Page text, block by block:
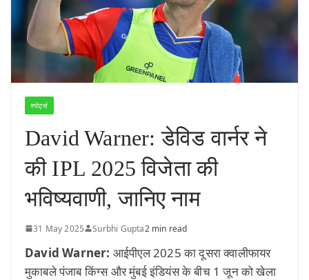
स्पोर्ट्स
David Warner: डेविड वार्नर ने
की IPL 2025 विजेता की
भविष्यवाणी, जानिए नाम
31 May 2025 Surbhi Gupta2 min read
David Warner: आईपीएल 2025 का दूसरा क्वालीफायर
मुकाबले पंजाब किंग्स और मुंबई इंडियंस के बीच 1 जून को खेला